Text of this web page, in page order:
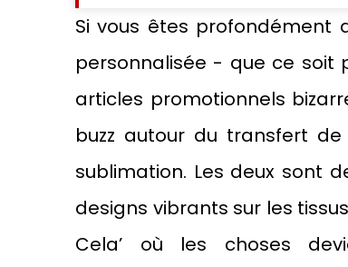
Si vous êtes profondément
personnalisée - que ce soit
articles promotionnels
buzz autour du transfert
sublimation. Les deux sont
designs vibrants sur les
Cela’ où les choses